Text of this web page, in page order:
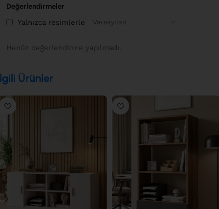
Değerlendirmeler
Yalnızca resimlerle
Henüz değerlendirme yapılmadı.
Ürünler